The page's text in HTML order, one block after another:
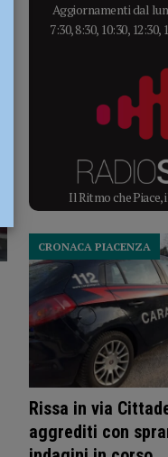
Aggiornamenti dal
7:30, 8:30, 10:30, 12:30,
Il Ritmo che Piace,
Rissa in via
aggrediti con
CRONACA PIACENZA